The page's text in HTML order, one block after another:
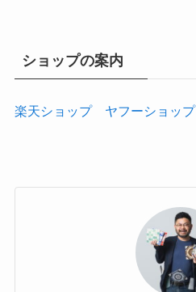
ショップの案内
楽天ショップ ヤフーショップ